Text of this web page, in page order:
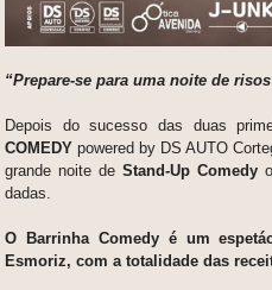
“Prepare-se para uma noite de
Depois do sucesso das duas
COMEDYpowered by DS AUTO
grande noite de Stand-Up Comedy
dadas.
O Barrinha Comedy é um
Esmoriz, com a totalidade das